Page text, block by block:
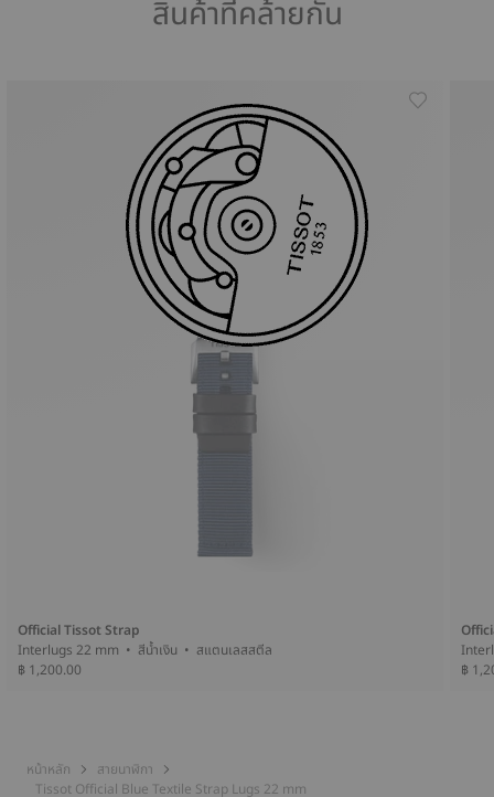
สินค้าที่คล้ายกัน
Official Tissot Strap
Interlugs 22 mm • สีน้ำเงิน • สแตนเลสสตีล
฿ 1,200.00
฿
หน้าหลัก
สายนาฬิกา
Tissot Official Blue Textile Strap Lugs 22 mm